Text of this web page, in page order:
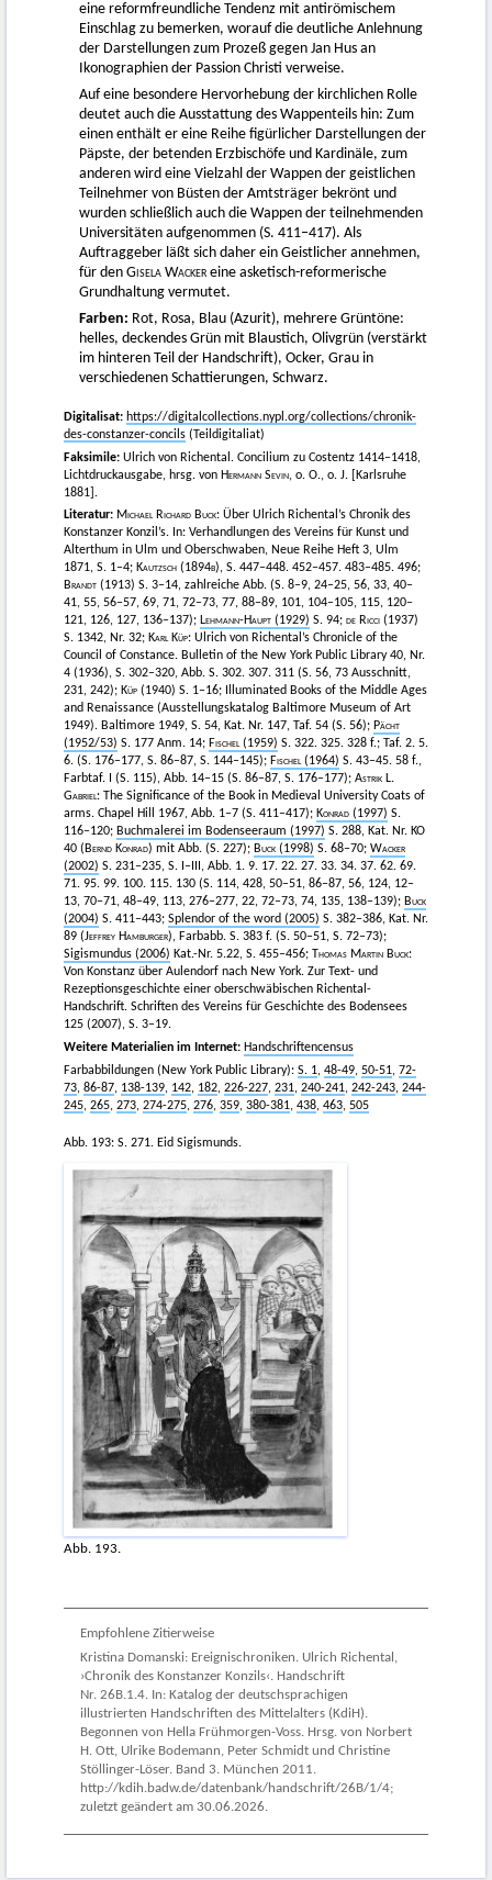
eine reformfreundliche Tendenz mit antirömischem
Einschlag zu bemerken, worauf die deutliche Anlehnung
der Darstellungen zum Prozeß gegen Jan Hus an
Ikonographien der Passion Christi verweise.
Auf eine besondere Hervorhebung der kirchlichen Rolle
deutet auch die Ausstattung des Wappenteils hin: Zum
einen enthält er eine Reihe figürlicher Darstellungen der
Päpste, der betenden Erzbischöfe und Kardinäle, zum
anderen wird eine Vielzahl der Wappen der geistlichen
Teilnehmer von Büsten der Amtsträger bekrönt und
wurden schließlich auch die Wappen der teilnehmenden
Universitäten aufgenommen (S. 411–417). Als
Auftraggeber läßt sich daher ein Geistlicher annehmen,
für den Gisela Wacker eine asketisch-reformerische
Grundhaltung vermutet.
Farben: Rot, Rosa, Blau (Azurit), mehrere Grüntöne:
helles, deckendes Grün mit Blaustich, Olivgrün (verstärkt
im hinteren Teil der Handschrift), Ocker, Grau in
verschiedenen Schattierungen, Schwarz.
Digitalisat: https://digitalcollections.nypl.org/collections/chronik-
des-constanzer-concils (Teildigitaliat)
Faksimile: Ulrich von Richental. Concilium zu Costentz 1414–1418,
Lichtdruckausgabe, hrsg. von Hermann Sevin, o. O., o. J. [Karlsruhe
1881].
Literatur: Michael Richard Buck: Über Ulrich Richental’s Chronik des
Konstanzer Konzil’s. In: Verhandlungen des Vereins für Kunst und
Alterthum in Ulm und Oberschwaben, Neue Reihe Heft 3, Ulm
1871, S. 1–4; Kautzsch (1894b), S. 447–448. 452–457. 483–485. 496;
Brandt (1913) S. 3–14, zahlreiche Abb. (S. 8–9, 24–25, 56, 33, 40–
41, 55, 56–57, 69, 71, 72–73, 77, 88–89, 101, 104–105, 115, 120–
121, 126, 127, 136–137); Lehmann-Haupt (1929) S. 94; de Ricci (1937)
S. 1342, Nr. 32; Karl Küp: Ulrich von Richental’s Chronicle of the
Council of Constance. Bulletin of the New York Public Library 40, Nr.
4 (1936), S. 302–320, Abb. S. 302. 307. 311 (S. 56, 73 Ausschnitt,
231, 242); Küp (1940) S. 1–16; Illuminated Books of the Middle Ages
and Renaissance (Ausstellungskatalog Baltimore Museum of Art
1949). Baltimore 1949, S. 54, Kat. Nr. 147, Taf. 54 (S. 56); Pächt
(1952/53) S. 177 Anm. 14; Fischel(1959) S. 322. 325. 328 f.; Taf. 2. 5.
6. (S. 176–177, S. 86–87, S. 144–145); Fischel(1964) S. 43–45. 58 f.,
Farbtaf. I (S. 115), Abb. 14–15 (S. 86–87, S. 176–177); Astrik L.
Gabriel: The Significance of the Book in Medieval University Coats of
arms. Chapel Hill 1967, Abb. 1–7 (S. 411–417); Konrad (1997) S.
116–120; Buchmalerei im Bodenseeraum (1997) S. 288, Kat. Nr. KO
40 ( Bernd Konrad) mit Abb. (S. 227); Buck (1998) S. 68–70; Wacker
(2002) S. 231–235, S. I–III, Abb. 1. 9. 17. 22. 27. 33. 34. 37. 62. 69.
71. 95. 99. 100. 115. 130 (S. 114, 428, 50–51, 86–87, 56, 124, 12–
13, 70–71, 48–49, 113, 276–277, 22, 72–73, 74, 135, 138–139); Buck
(2004) S. 411–443; Splendor of the word (2005) S. 382–386, Kat. Nr.
89 (Jeffrey Hamburger), Farbabb. S. 383 f. (S. 50–51, S. 72–73);
Sigismundus (2006) Kat.-Nr. 5.22, S. 455–456; Thomas Martin Buck:
Von Konstanz über Aulendorf nach New York. Zur Text- und
Rezeptionsgeschichte einer oberschwäbischen Richental-
Handschrift. Schriften des Vereins für Geschichte des Bodensees
125 (2007), S. 3–19.
Weitere Materialien im Internet: Handschriftencensus
Farbabbildungen (New York Public Library): S. 1, 48-49, 50-51, 72-
73, 86-87, 138-139, 142, 182, 226-227, 231, 240-241, 242-243, 244-
245, 265, 273, 274-275, 276, 359, 380-381, 438, 463, 505
Abb. 193: S. 271. Eid Sigismunds.
Abb. 193.
Empfohlene Zitierweise
Kristina Domanski: Ereignischroniken. Ulrich Richental,
›Chronik des Konstanzer Konzils‹. Handschrift
Nr. 26B.1.4. In: Katalog der deutschsprachigen
illustrierten Handschriften des Mittelalters (KdiH).
Begonnen von Hella Frühmorgen-Voss. Hrsg. von Norbert
H. Ott, Ulrike Bodemann, Peter Schmidt und Christine
Stöllinger-Löser. Band 3. München 2011.
http://kdih.badw.de/datenbank/handschrift/26B/1/4;
zuletzt geändert am 30.06.2026.